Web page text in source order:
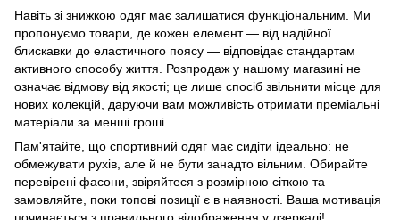
Навіть зі знижкою одяг має залишатися функціональним. Ми
пропонуємо товари, де кожен елемент — від надійної
блискавки до еластичного поясу — відповідає стандартам
активного способу життя. Розпродаж у нашому магазині не
означає відмову від якості; це лише спосіб звільнити місце для
нових колекцій, даруючи вам можливість отримати преміальні
матеріали за менші гроші.
Пам'ятайте, що спортивний одяг має сидіти ідеально: не
обмежувати рухів, але й не бути занадто вільним. Обирайте
перевірені фасони, звіряйтеся з розмірною сіткою та
замовляйте, поки топові позиції є в наявності. Ваша мотивація